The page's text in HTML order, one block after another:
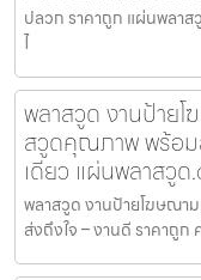
ปลวก ราคาถูก แผ่นพลา
ไ
พลาสวูด งานป้าย
สวูดคุณภาพ พร้อม
เดียว แผ่นพลาสวู
พลาสวูด งานป้ายโฆษณา
ส่งถึงใจ – งานดี ราคาถู